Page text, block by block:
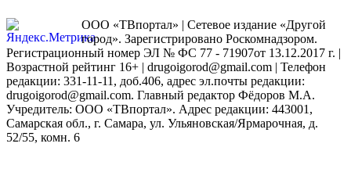
ООО «ТВпортал» | Сетевое издание «Другой
город». Зарегистрировано Роскомнадзором.
Регистрационный номер ЭЛ № ФС 77 - 71907от 13.12.2017 г. |
Возрастной рейтинг 16+ | drugoigorod@gmail.com | Телефон
редакции: 331-11-11, доб.406, адрес эл.почты редакции:
drugoigorod@gmail.com. Главный редактор Фёдоров М.А.
Учредитель: ООО «ТВпортал». Адрес редакции: 443001,
Самарская обл., г. Самара, ул. Ульяновская/Ярмарочная, д.
52/55, комн. 6